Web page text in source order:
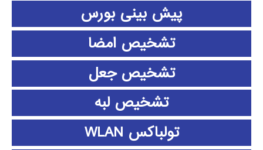
پیش بینی بورس
تشخیص امضا
تشخیص جعل
تشخیص لبه
تولباکس WLAN